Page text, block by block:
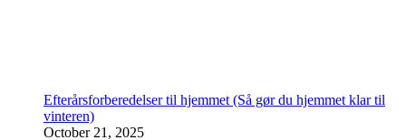
Efterårsforberedelser til hjemmet (Så gør du hjemmet klar til
vinteren)
October 21, 2025